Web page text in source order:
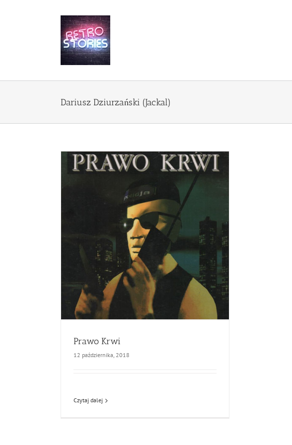
Dariusz Dziurzański (Jackal)
Prawo Krwi
12 października, 2018
Czytaj dalej